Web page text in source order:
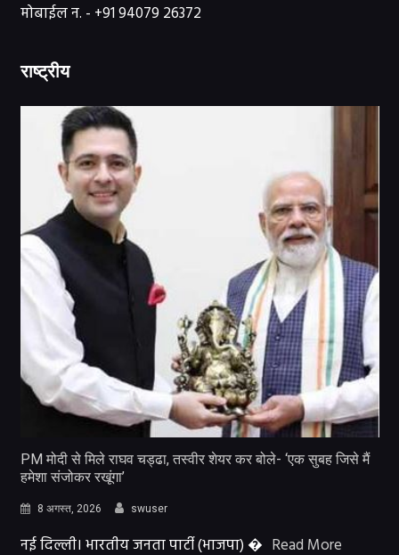
मोबाईल न. - +91 94079 26372
राष्ट्रीय
PM मोदी से मिले राघव चड्ढा, तस्वीर शेयर कर बोले- ‘एक सुबह जिसे मैं
हमेशा संजोकर रखूंगा’
8 अगस्त, 2026 swuser
नई दिल्ली। भारतीय जनता पार्टी (भाजपा) � Read More